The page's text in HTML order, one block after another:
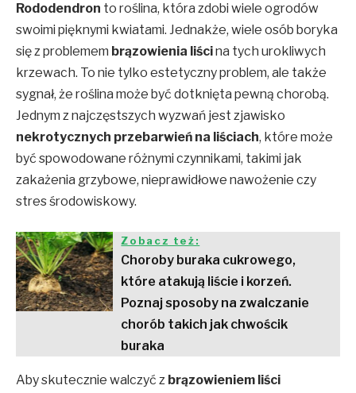
Rododendron to roślina, która zdobi wiele ogrodów
swoimi pięknymi kwiatami. Jednakże, wiele osób boryka
się z problemem brązowienia liścina tych urokliwych
krzewach. To nie tylko estetyczny problem, ale także
sygnał, że roślina może być dotknięta pewną chorobą.
Jednym z najczęstszych wyzwań jest zjawisko
nekrotycznych przebarwień na liściach, które może
być spowodowane różnymi czynnikami, takimi jak
zakażenia grzybowe, nieprawidłowe nawożenie czy
stres środowiskowy.
Zobacz też:
Choroby buraka cukrowego,
które atakują liście i korzeń.
Poznaj sposoby na zwalczanie
chorób takich jak chwościk
buraka
Aby skutecznie walczyć z brązowieniem liści